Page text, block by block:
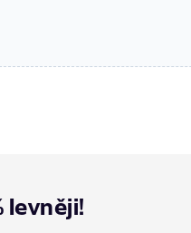
levněji!